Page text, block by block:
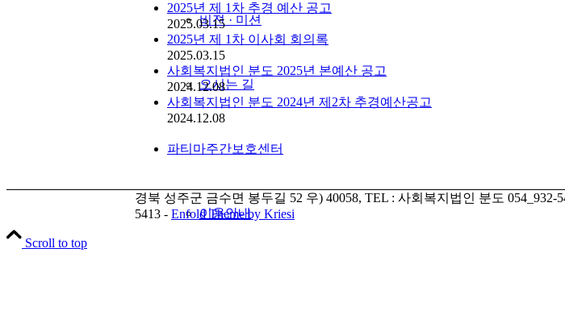
비젼 · 미션
오시는 길
파티마주간보호센터
이용안내
2025년 제 1차 추경 예산 공고
2025.03.15
2025년 제 1차 이사회 회의록
2025.03.15
사회복지법인 분도 2025년 본예산 공고
2024.12.08
사회복지법인 분도 2024년 제2차 추경예산공고
2024.12.08
경북 성주군 금수면 봉두길 52 우) 40058, TEL : 사회복지법인 분도
5413 - Enfold Theme by Kriesi
Scroll to top